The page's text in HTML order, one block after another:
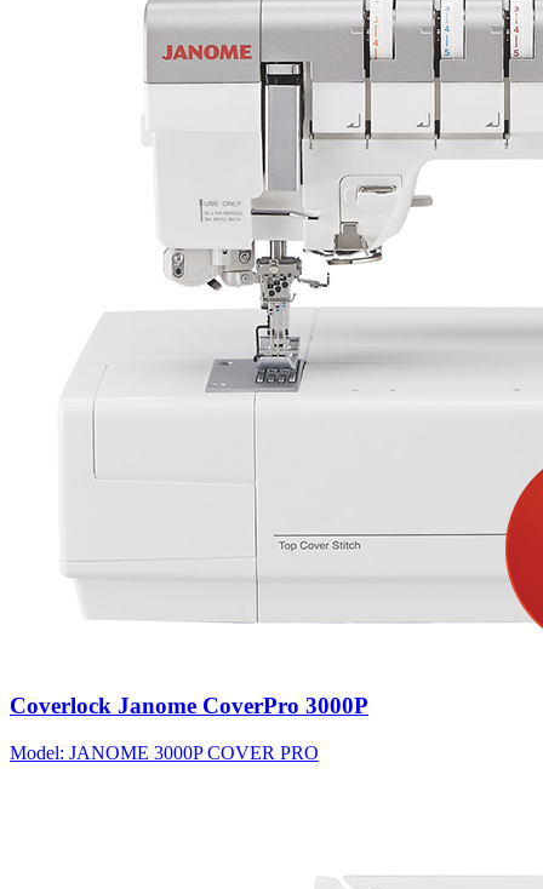
Coverlock Janome CoverPro 3000P
Model: JANOME 3000P COVER PRO